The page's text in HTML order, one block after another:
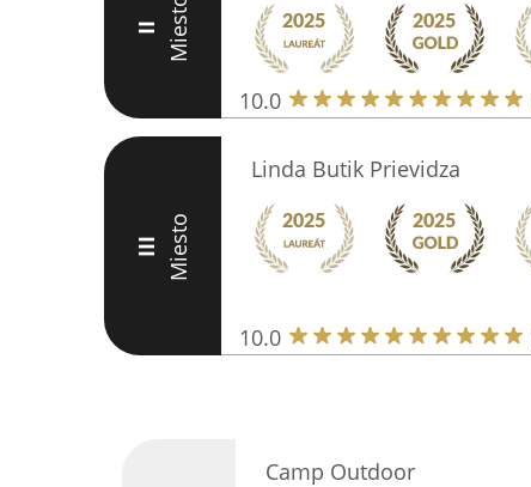
II Miesto
10.0
III Miesto
Linda Butik Prievidza
10.0
Camp Outdoor